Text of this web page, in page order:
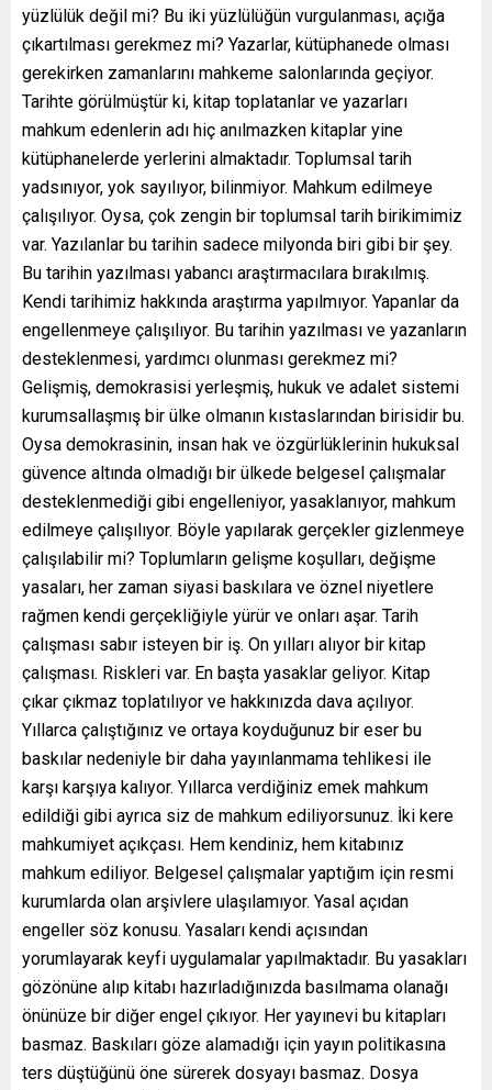
yüzlülük değil mi? Bu iki yüzlülüğün vurgulanması, açığa
çıkartılması gerekmez mi? Yazarlar, kütüphanede olması
gerekirken zamanlarını mahkeme salonlarında geçiyor.
Tarihte görülmüştür ki, kitap toplatanlar ve yazarları
mahkum edenlerin adı hiç anılmazken kitaplar yine
kütüphanelerde yerlerini almaktadır. Toplumsal tarih
yadsınıyor, yok sayılıyor, bilinmiyor. Mahkum edilmeye
çalışılıyor. Oysa, çok zengin bir toplumsal tarih birikimimiz
var. Yazılanlar bu tarihin sadece milyonda biri gibi bir şey.
Bu tarihin yazılması yabancı araştırmacılara bırakılmış.
Kendi tarihimiz hakkında araştırma yapılmıyor. Yapanlar da
engellenmeye çalışılıyor. Bu tarihin yazılması ve yazanların
desteklenmesi, yardımcı olunması gerekmez mi?
Gelişmiş, demokrasisi yerleşmiş, hukuk ve adalet sistemi
kurumsallaşmış bir ülke olmanın kıstaslarından birisidir bu.
Oysa demokrasinin, insan hak ve özgürlüklerinin hukuksal
güvence altında olmadığı bir ülkede belgesel çalışmalar
desteklenmediği gibi engelleniyor, yasaklanıyor, mahkum
edilmeye çalışılıyor. Böyle yapılarak gerçekler gizlenmeye
çalışılabilir mi? Toplumların gelişme koşulları, değişme
yasaları, her zaman siyasi baskılara ve öznel niyetlere
rağmen kendi gerçekliğiyle yürür ve onları aşar. Tarih
çalışması sabır isteyen bir iş. On yılları alıyor bir kitap
çalışması. Riskleri var. En başta yasaklar geliyor. Kitap
çıkar çıkmaz toplatılıyor ve hakkınızda dava açılıyor.
Yıllarca çalıştığınız ve ortaya koyduğunuz bir eser bu
baskılar nedeniyle bir daha yayınlanmama tehlikesi ile
karşı karşıya kalıyor. Yıllarca verdiğiniz emek mahkum
edildiği gibi ayrıca siz de mahkum ediliyorsunuz. İki kere
mahkumiyet açıkçası. Hem kendiniz, hem kitabınız
mahkum ediliyor. Belgesel çalışmalar yaptığım için resmi
kurumlarda olan arşivlere ulaşılamıyor. Yasal açıdan
engeller söz konusu. Yasaları kendi açısından
yorumlayarak keyfi uygulamalar yapılmaktadır. Bu yasakları
gözönüne alıp kitabı hazırladığınızda basılmama olanağı
önünüze bir diğer engel çıkıyor. Her yayınevi bu kitapları
basmaz. Baskıları göze alamadığı için yayın politikasına
ters düştüğünü öne sürerek dosyayı basmaz. Dosya